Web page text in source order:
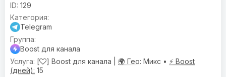
129
Telegram
Boost для канала
[
] Boost для канала | 🌍 Гео: Микс • ⚡ Boost
(дней): 15